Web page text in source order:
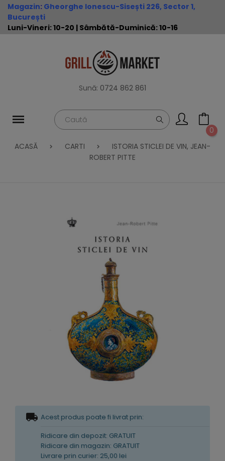
Magazin: Gheorghe Ionescu-Sisești 226, Sector 1,
București
Luni-Vineri: 10-20 | Sâmbătă-Duminică: 10-16
Sună: 0724 862 861
0
ACASĂ
CARTI
ISTORIA STICLEI DE VIN, JEAN-
ROBERT PITTE
Acest produs poate fi livrat prin:
Ridicare din depozit: GRATUIT
Ridicare din magazin: GRATUIT
Livrare prin curier: 25,00 lei